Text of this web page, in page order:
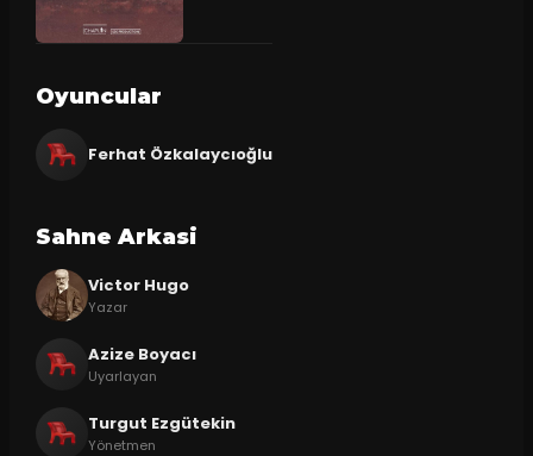
Oyuncular
Ferhat Özkalaycıoğlu
Sahne Arkasi
Victor Hugo
Yazar
Azize Boyacı
Uyarlayan
Turgut Ezgütekin
Yönetmen